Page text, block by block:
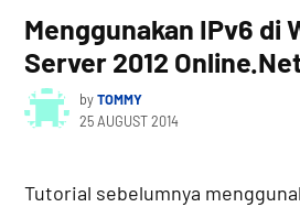
Menggunakan IPv6 di
Server 2012
byTOMMY
25 AUGUST 2014
Tutorial sebelumnya